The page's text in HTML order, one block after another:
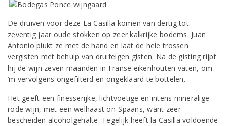
De druiven voor deze La Casilla komen van dertig tot
zeventig jaar oude stokken op zeer kalkrijke bodems. Juan
Antonio plukt ze met de hand en laat de hele trossen
vergisten met behulp van druifeigen gisten. Na de gisting rijpt
hij de wijn zeven maanden in Franse eikenhouten vaten, om
‘m vervolgens ongefilterd en ongeklaard te bottelen.
Het geeft een finesserijke, lichtvoetige en intens mineralige
rode wijn, met een welhaast on-Spaans, want zeer
bescheiden alcoholgehalte. Tegelijk heeft la Casilla voldoende